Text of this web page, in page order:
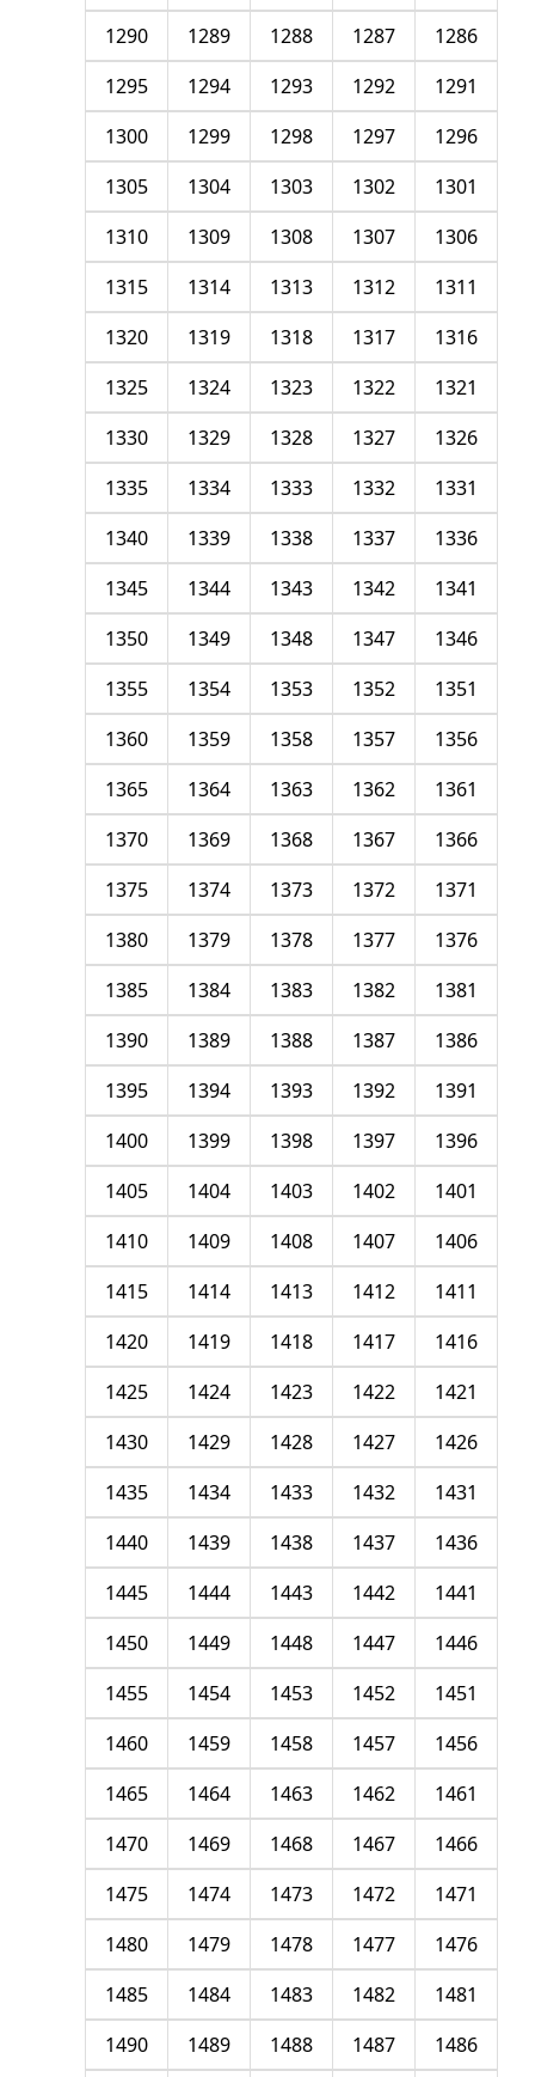
1286
1287
1288
1289
1290
1291
1292
1293
1294
1295
1296
1297
1298
1299
1300
1301
1302
1303
1304
1305
1306
1307
1308
1309
1310
1311
1312
1313
1314
1315
1316
1317
1318
1319
1320
1321
1322
1323
1324
1325
1326
1327
1328
1329
1330
1331
1332
1333
1334
1335
1336
1337
1338
1339
1340
1341
1342
1343
1344
1345
1346
1347
1348
1349
1350
1351
1352
1353
1354
1355
1356
1357
1358
1359
1360
1361
1362
1363
1364
1365
1366
1367
1368
1369
1370
1371
1372
1373
1374
1375
1376
1377
1378
1379
1380
1381
1382
1383
1384
1385
1386
1387
1388
1389
1390
1391
1392
1393
1394
1395
1396
1397
1398
1399
1400
1401
1402
1403
1404
1405
1406
1407
1408
1409
1410
1411
1412
1413
1414
1415
1416
1417
1418
1419
1420
1421
1422
1423
1424
1425
1426
1427
1428
1429
1430
1431
1432
1433
1434
1435
1436
1437
1438
1439
1440
1441
1442
1443
1444
1445
1446
1447
1448
1449
1450
1451
1452
1453
1454
1455
1456
1457
1458
1459
1460
1461
1462
1463
1464
1465
1466
1467
1468
1469
1470
1471
1472
1473
1474
1475
1476
1477
1478
1479
1480
1481
1482
1483
1484
1485
1486
1487
1488
1489
1490